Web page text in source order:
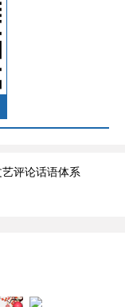
评论话语体系